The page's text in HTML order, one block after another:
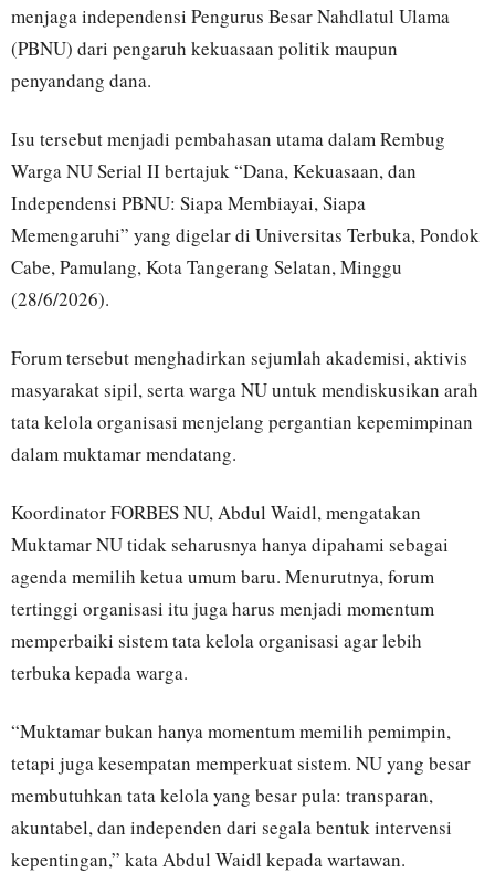
menjaga independensi Pengurus Besar Nahdlatul Ulama
(PBNU) dari pengaruh kekuasaan politik maupun
penyandang dana.
Isu tersebut menjadi pembahasan utama dalam Rembug
Warga NU Serial II bertajuk “Dana, Kekuasaan, dan
Independensi PBNU: Siapa Membiayai, Siapa
Memengaruhi” yang digelar di Universitas Terbuka, Pondok
Cabe, Pamulang, Kota Tangerang Selatan, Minggu
(28/6/2026).
Forum tersebut menghadirkan sejumlah akademisi, aktivis
masyarakat sipil, serta warga NU untuk mendiskusikan arah
tata kelola organisasi menjelang pergantian kepemimpinan
dalam muktamar mendatang.
Koordinator FORBES NU, Abdul Waidl, mengatakan
Muktamar NU tidak seharusnya hanya dipahami sebagai
agenda memilih ketua umum baru. Menurutnya, forum
tertinggi organisasi itu juga harus menjadi momentum
memperbaiki sistem tata kelola organisasi agar lebih
terbuka kepada warga.
“Muktamar bukan hanya momentum memilih pemimpin,
tetapi juga kesempatan memperkuat sistem. NU yang besar
membutuhkan tata kelola yang besar pula: transparan,
akuntabel, dan independen dari segala bentuk intervensi
kepentingan,” kata Abdul Waidl kepada wartawan.